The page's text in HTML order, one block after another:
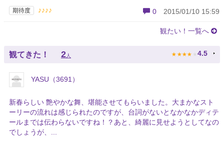
期待度 ♪♪♪♪ 0 2015/01/10 15:59
観たい！一覧へ
観てきた！ 2 人 ★ ★ ★ ★ ★ 4.5
YASU（3691）
新春らしい 艶やかな舞、堪能させてもらいました。大まかなスト
ーリーの流れは感じられたのですが、台詞がないとなかなかディテ
ールまでは伝わらないですね！？あと、綺麗に見せようとしてなの
でしょうが、...